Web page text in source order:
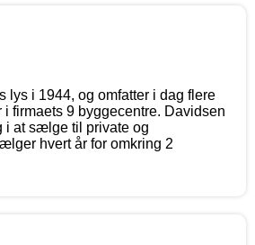
lys i 1944, og omfatter i dag flere
firmaets 9 byggecentre. Davidsen
i at sælge til private og
hvert år for omkring 2